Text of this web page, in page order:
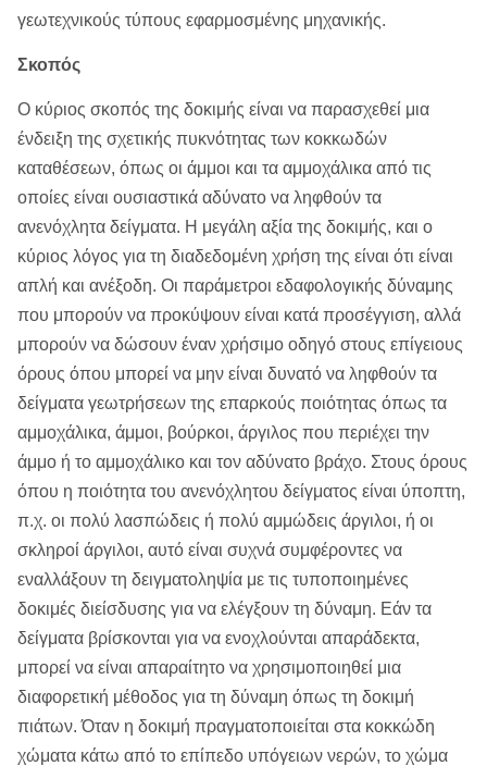
γεωτεχνικούς τύπους εφαρμοσμένης μηχανικής.
Σκοπός
Ο κύριος σκοπός της δοκιμής είναι να παρασχεθεί μια
ένδειξη της σχετικής πυκνότητας των κοκκωδών
καταθέσεων, όπως οι άμμοι και τα αμμοχάλικα από τις
οποίες είναι ουσιαστικά αδύνατο να ληφθούν τα
ανενόχλητα δείγματα. Η μεγάλη αξία της δοκιμής, και ο
κύριος λόγος για τη διαδεδομένη χρήση της είναι ότι είναι
απλή και ανέξοδη. Οι παράμετροι εδαφολογικής δύναμης
που μπορούν να προκύψουν είναι κατά προσέγγιση, αλλά
μπορούν να δώσουν έναν χρήσιμο οδηγό στους επίγειους
όρους όπου μπορεί να μην είναι δυνατό να ληφθούν τα
δείγματα γεωτρήσεων της επαρκούς ποιότητας όπως τα
αμμοχάλικα, άμμοι, βούρκοι, άργιλος που περιέχει την
άμμο ή το αμμοχάλικο και τον αδύνατο βράχο. Στους όρους
όπου η ποιότητα του ανενόχλητου δείγματος είναι ύποπτη,
π.χ. οι πολύ λασπώδεις ή πολύ αμμώδεις άργιλοι, ή οι
σκληροί άργιλοι, αυτό είναι συχνά συμφέροντες να
εναλλάξουν τη δειγματοληψία με τις τυποποιημένες
δοκιμές διείσδυσης για να ελέγξουν τη δύναμη. Εάν τα
δείγματα βρίσκονται για να ενοχλούνται απαράδεκτα,
μπορεί να είναι απαραίτητο να χρησιμοποιηθεί μια
διαφορετική μέθοδος για τη δύναμη όπως τη δοκιμή
πιάτων. Όταν η δοκιμή πραγματοποιείται στα κοκκώδη
χώματα κάτω από το επίπεδο υπόγειων νερών, το χώμα